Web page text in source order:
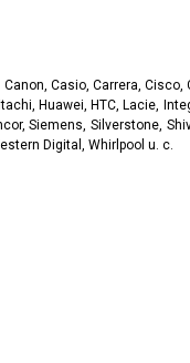
Casio, Carrera,
Huawei, HTC, Lacie,
Siemens, Silverstone,
Digital, Whirlpool u. c.